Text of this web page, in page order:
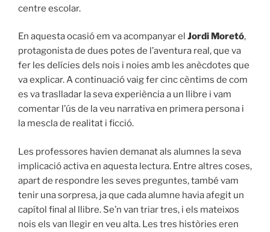
centre escolar.
En aquesta ocasió em va acompanyar el Jordi Moretó,
protagonista de dues potes de l’aventura real, que va
fer les delícies dels nois i noies amb les anècdotes que
va explicar. A continuació vaig fer cinc cèntims de com
es va traslladar la seva experiència a un llibre i vam
comentar l’ús de la veu narrativa en primera persona i
la mescla de realitat i ficció.
Les professores havien demanat als alumnes la seva
implicació activa en aquesta lectura. Entre altres coses,
apart de respondre les seves preguntes, també vam
tenir una sorpresa, ja que cada alumne havia afegit un
capítol final al llibre. Se’n van triar tres, i els mateixos
nois els van llegir en veu alta. Les tres històries eren